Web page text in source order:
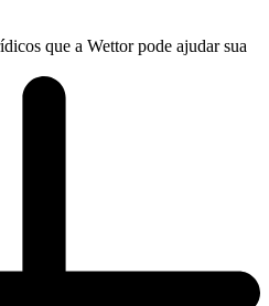
que a Wettor pode ajudar sua